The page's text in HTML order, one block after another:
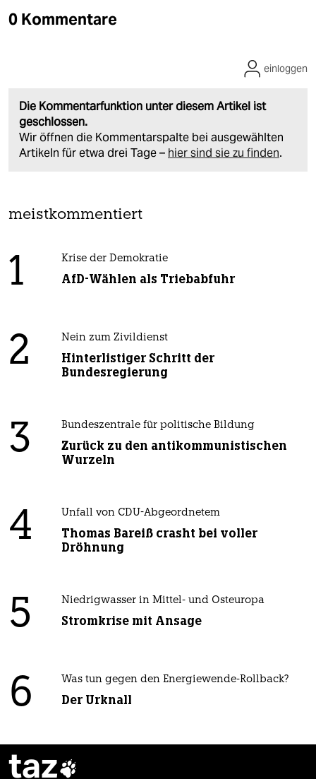
0 Kommentare
Die Kommentarfunktion unter diesem Artikel ist
geschlossen.
Wir öffnen die Kommentarspalte bei ausgewählten
Artikeln für etwa drei Tage – hier sind sie zu finden.
einloggen
meistkommentiert
1 Krise der Demokratie
AfD-Wählen als Triebabfuhr
2 Nein zum Zivildienst
Hinterlistiger Schritt der
Bundesregierung
3 Bundeszentrale für politische Bildung
Zurück zu den antikommunistischen
Wurzeln
4 Unfall von CDU-Abgeordnetem
Thomas Bareiß crasht bei voller
Dröhnung
5 Niedrigwasser in Mittel- und Osteuropa
Stromkrise mit Ansage
6 Was tun gegen den Energiewende-Rollback?
Der Urknall
taz